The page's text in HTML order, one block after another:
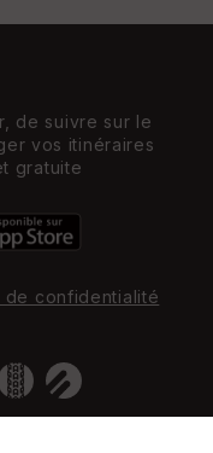
de suivre sur le
vos itinéraires
gratuite
de confidentialité